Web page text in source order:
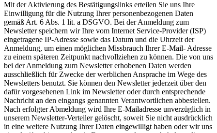
Mit der Aktivierung des Bestätigungslinks erteilen Sie uns Ihre
Einwilligung für die Nutzung Ihrer personenbezogenen Daten
gemäß Art. 6 Abs. 1 lit. a DSGVO. Bei der Anmeldung zum
Newsletter speichern wir Ihre vom Internet Service-Provider (ISP)
eingetragene IP-Adresse sowie das Datum und die Uhrzeit der
Anmeldung, um einen möglichen Missbrauch Ihrer E-Mail- Adresse
zu einem späteren Zeitpunkt nachvollziehen zu können. Die von uns
bei der Anmeldung zum Newsletter erhobenen Daten werden
ausschließlich für Zwecke der werblichen Ansprache im Wege des
Newsletters benutzt. Sie können den Newsletter jederzeit über den
dafür vorgesehenen Link im Newsletter oder durch entsprechende
Nachricht an den eingangs genannten Verantwortlichen abbestellen.
Nach erfolgter Abmeldung wird Ihre E-Mailadresse unverzüglich in
unserem Newsletter-Verteiler gelöscht, soweit Sie nicht ausdrücklich
in eine weitere Nutzung Ihrer Daten eingewilligt haben oder wir uns